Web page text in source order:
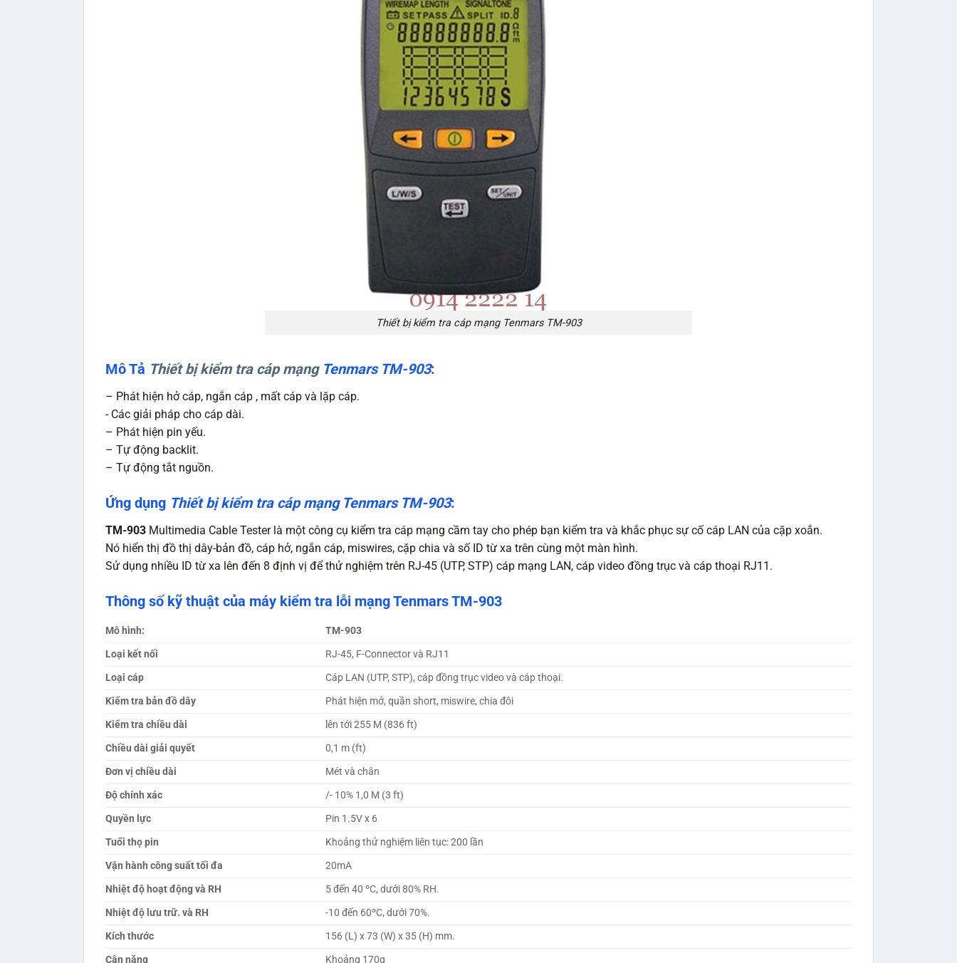
Thiết bị kiểm tra cáp mạng Tenmars TM-903
Mô Tả Thiết bị kiểm tra cáp mạngTenmars TM-903:
– Phát hiện hở cáp, ngắn cáp , mất cáp và lặp cáp.
​​- Các giải pháp cho cáp dài.
– Phát hiện pin yếu.
– Tự động backlit.
– Tự động tắt nguồn.
Ứng dụng Thiết bị kiểm tra cáp mạng Tenmars TM-903:
TM-903 Multimedia Cable Tester là một công cụ kiểm tra cáp mạng cầm tay cho phép bạn kiểm tra và khắc phục sự cố cáp LAN của cặp xoắn.
Nó hiển thị đồ thị dây-bản đồ, cáp hở, ngắn cáp, miswires, cặp chia và số ID từ xa trên cùng một màn hình.
Sử dụng nhiều ID từ xa lên đến 8 định vị để thử nghiệm trên RJ-45 (UTP, STP) cáp mạng LAN, cáp video đồng trục và cáp thoại RJ11.
Thông số kỹ thuật của máy kiểm tra lỗi mạng Tenmars TM-903
Mô hình:
TM-903
Loại kết nối
RJ-45, F-Connector và RJ11
Loại cáp
Cáp LAN (UTP, STP), cáp đồng trục video và cáp thoại.
Kiểm tra bản đồ dây
Phát hiện mở, quần short, miswire, chia đôi
Kiểm tra chiều dài
lên tới 255 M (836 ft)
Chiều dài giải quyết
0,1 m (ft)
Đơn vị chiều dài
Mét và chân
Độ chính xác
/- 10% 1,0 M (3 ft)
Quyền lực
Pin 1.5V x 6
Tuổi thọpin
Khoảng thử nghiệm liên tục: 200 lần
Vận hành công suất tối đa
20mA
Nhiệt độ hoạt động và RH
5 đến 40 ºC, dưới 80% RH.
Nhiệt độ lưu trữ. và RH
-10 đến 60ºC, dưới 70%.
Kích thước
156 (L) x 73 (W) x 35 (H) mm.
Cân nặng
Khoảng 170g